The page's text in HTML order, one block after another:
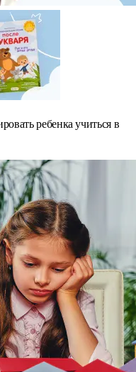
ребенка учиться в